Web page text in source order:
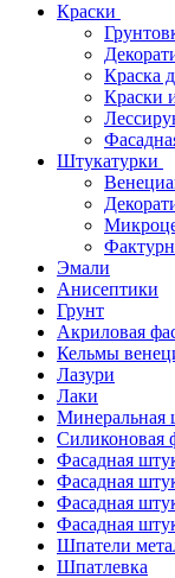
Краски
Краска
Краски
Штукатурки
Эмали
Анисептики
Грунт
Акриловая
Кельмы
Лазури
Лаки
Минеральная
Силиконовая
Фасадная
Фасадная
Фасадная
Фасадная
Шпатели
Шпатлевка